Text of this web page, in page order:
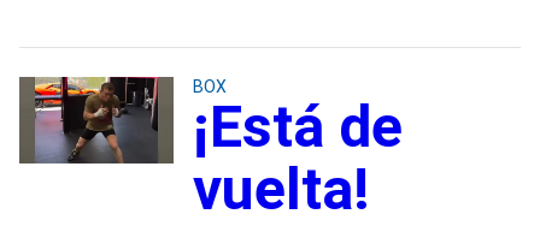
BOX
¡Está de
vuelta!